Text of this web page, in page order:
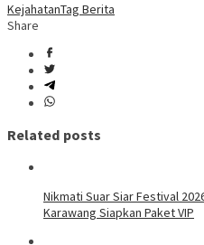
KejahatanTag Berita
Share
Related posts
Nikmati Suar Siar Festival
Karawang Siapkan Paket VIP